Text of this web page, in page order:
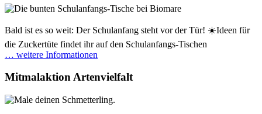
Bald ist es so weit: Der Schulanfang steht vor der Tür! ☀️Ideen für
die Zuckertüte findet ihr auf den Schulanfangs-Tischen
… weitere Informationen
Mitmalaktion Artenvielfalt